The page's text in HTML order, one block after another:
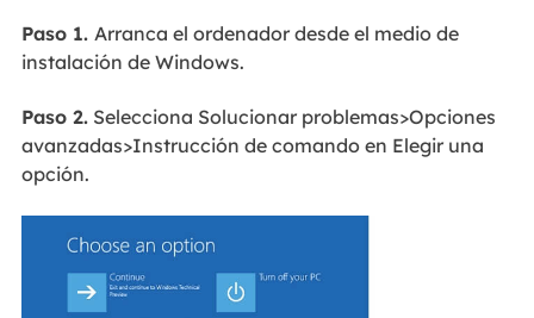
Paso 1. Arranca el ordenador desde el medio de
instalación de Windows.
Paso 2.Selecciona Solucionar problemas>Opciones
avanzadas>Instrucción de comando en Elegir una
opción.